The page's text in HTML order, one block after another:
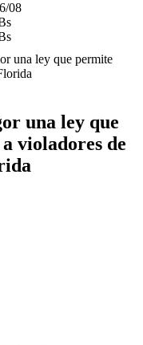
08
una ley que permite
una ley que
violadores de